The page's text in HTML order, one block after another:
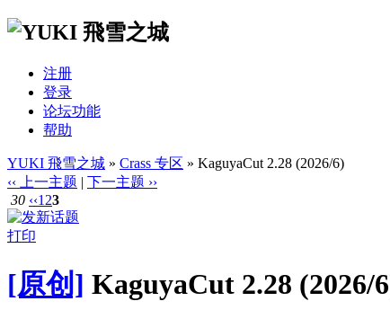
注册
登录
论坛功能
帮助
YUKI 飛雪之城 » Crass 专区 » KaguyaCut 2.28 (2026/6)
‹‹ 上一主题 | 下一主题 ››
30 ‹‹1 23
打印
[原创] KaguyaCut 2.28 (2026/